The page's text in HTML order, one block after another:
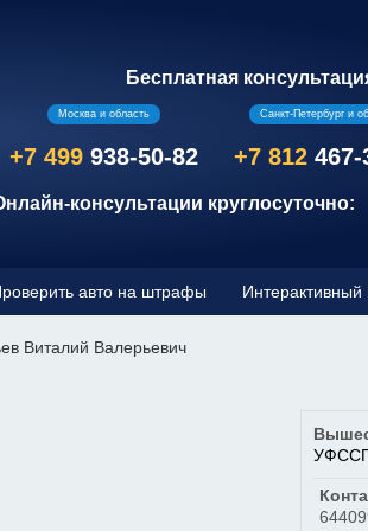
Бесплатная
Москва и область
+7 499 938-50-82
Санкт-Петербург и
+7 812 467-
консультации круглосуточно:
авто на штрафы
Виталий Валерьевич
УФССП